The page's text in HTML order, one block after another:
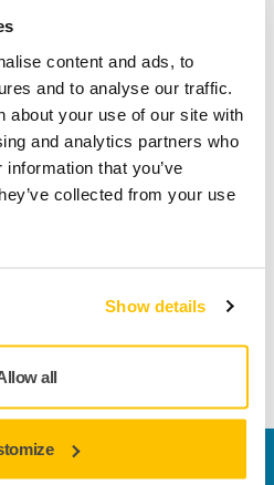
content and ads, to
and to analyse our traffic.
about your use of our site with
and analytics partners who
that you’ve
collected from your use
Show details
all
osoitteessa www.mirka.com/fi-
Lataukset